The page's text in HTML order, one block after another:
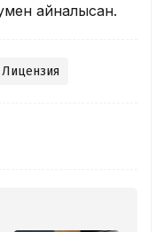
айналысқан.
Лицензия